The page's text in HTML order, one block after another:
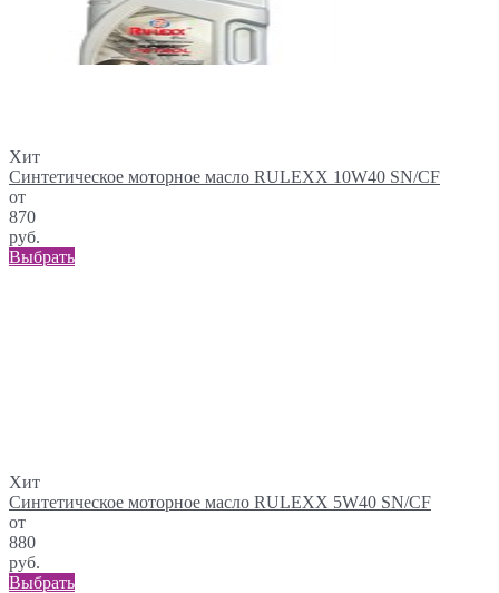
Хит
Синтетическое моторное масло RULEXX 10W40 SN/CF
от
870
руб.
Выбрать
Хит
Синтетическое моторное масло RULEXX 5W40 SN/CF
от
880
руб.
Выбрать